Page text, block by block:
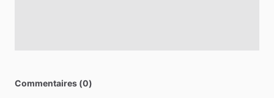
Commentaires (0)